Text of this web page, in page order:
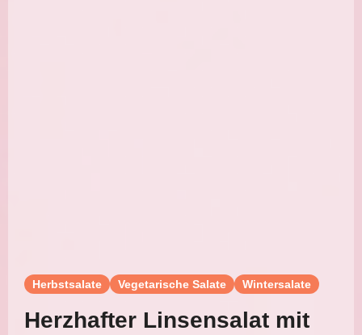
Herbstsalate Vegetarische Salate Wintersalate
Herzhafter Linsensalat mit